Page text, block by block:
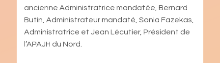
ancienne Administratrice mandatée, Bernard
Butin, Administrateur mandaté, Sonia Fazekas,
Administratrice et Jean Lécutier, Président de
l’APAJH du Nord.